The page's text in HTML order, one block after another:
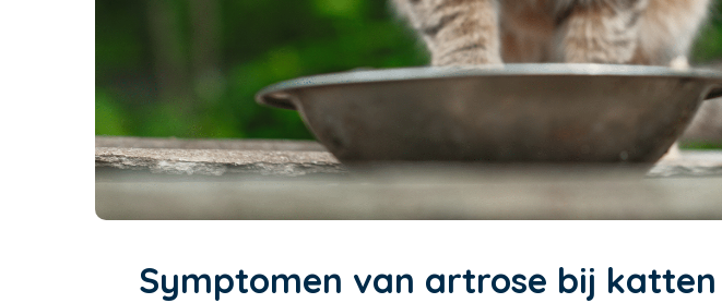
Symptomen van artrose bij katten